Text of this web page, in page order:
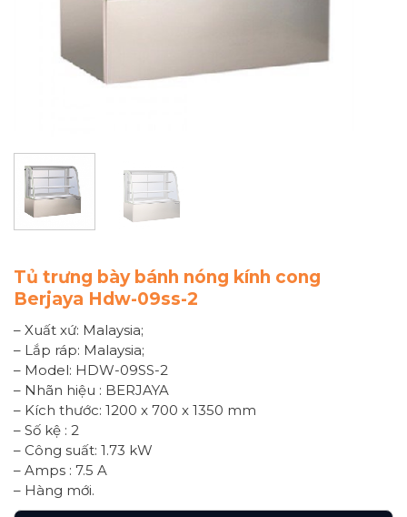
Tủ trưng bày bánh nóng kính cong
Berjaya Hdw-09ss-2
– Xuất xứ: Malaysia;
– Lắp ráp: Malaysia;
– Model: HDW-09SS-2
– Nhãn hiệu : BERJAYA
– Kích thước: 1200 x 700 x 1350 mm
– Số kệ : 2
– Công suất: 1.73 kW
– Amps : 7.5 A
– Hàng mới.